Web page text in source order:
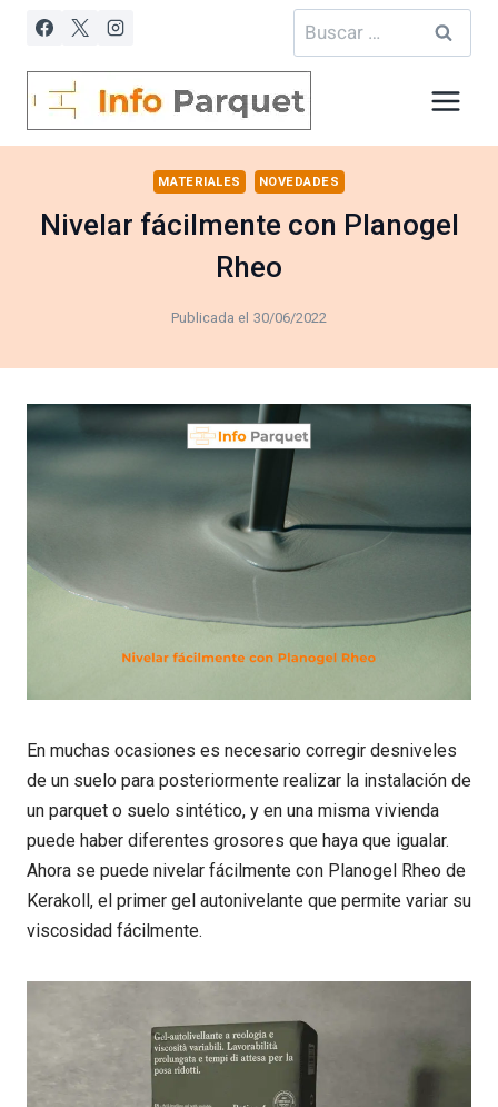
Saltar
contenido
Buscar:
MATERIALES NOVEDADES
Nivelar fácilmente con Planogel
Rheo
Publicada el 30/06/2022
En muchas ocasiones es necesario corregir desniveles
de un suelo para posteriormente realizar la instalación de
un parquet o suelo sintético, y en una misma vivienda
puede haber diferentes grosores que haya que igualar.
Ahora se puede nivelar fácilmente con Planogel Rheo de
Kerakoll, el primer gel autonivelante que permite variar su
viscosidad fácilmente.